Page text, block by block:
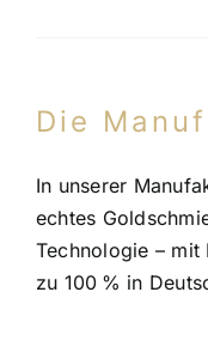
Die
In unserer
echtes
Technologie –
zu 100 % in